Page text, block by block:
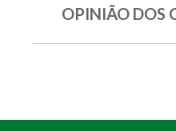
OPINIÃO DOS